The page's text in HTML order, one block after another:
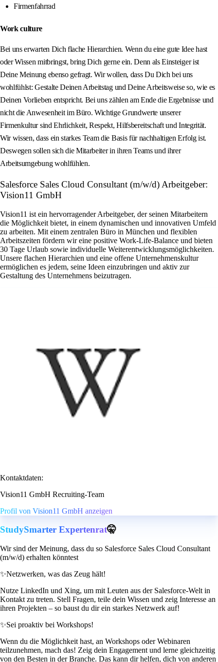
Firmenfahrrad
Work culture
Bei uns erwarten Dich flache Hierarchien. Wenn du eine gute Idee hast
oder Wissen mitbringst, bring Dich gerne ein. Denn als Einsteiger ist
Deine Meinung ebenso gefragt. Wir wollen, dass Du Dich bei uns
wohlfühlst: Gestalte Deinen Arbeitstag und Deine Arbeitsweise so, wie es
Deinen Vorlieben entspricht. Bei uns zählen am Ende die Ergebnisse und
nicht die Anwesenheit im Büro. Wichtige Grundwerte unserer
Firmenkultur sind Ehrlichkeit, Respekt, Hilfsbereitschaft und Integrität.
Wir wissen, dass ein starkes Team die Basis für nachhaltigen Erfolg ist.
Deswegen sollen sich die Mitarbeiter in ihren Teams und ihrer
Arbeitsumgebung wohlfühlen.
Salesforce Sales Cloud Consultant (m/w/d) Arbeitgeber:
Vision11 GmbH
Vision11 ist ein hervorragender Arbeitgeber, der seinen Mitarbeitern
die Möglichkeit bietet, in einem dynamischen und innovativen Umfeld
zu arbeiten. Mit einem zentralen Büro in München und flexiblen
Arbeitszeiten fördern wir eine positive Work-Life-Balance und bieten
30 Tage Urlaub sowie individuelle Weiterentwicklungsmöglichkeiten.
Unsere flachen Hierarchien und eine offene Unternehmenskultur
ermöglichen es jedem, seine Ideen einzubringen und aktiv zur
Gestaltung des Unternehmens beizutragen.
Kontaktdaten:
Vision11 GmbH Recruiting-Team
Profil von Vision11 GmbH anzeigen
StudySmarter Expertenrat🤫
Wir sind der Meinung, dass du so Salesforce Sales Cloud Consultant
(m/w/d) erhalten könntest
✨Netzwerken, was das Zeug hält!
Nutze LinkedIn und Xing, um mit Leuten aus der Salesforce-Welt in
Kontakt zu treten. Stell Fragen, teile dein Wissen und zeig Interesse an
ihren Projekten – so baust du dir ein starkes Netzwerk auf!
✨Sei proaktiv bei Workshops!
Wenn du die Möglichkeit hast, an Workshops oder Webinaren
teilzunehmen, mach das! Zeig dein Engagement und lerne gleichzeitig
von den Besten in der Branche. Das kann dir helfen, dich von anderen